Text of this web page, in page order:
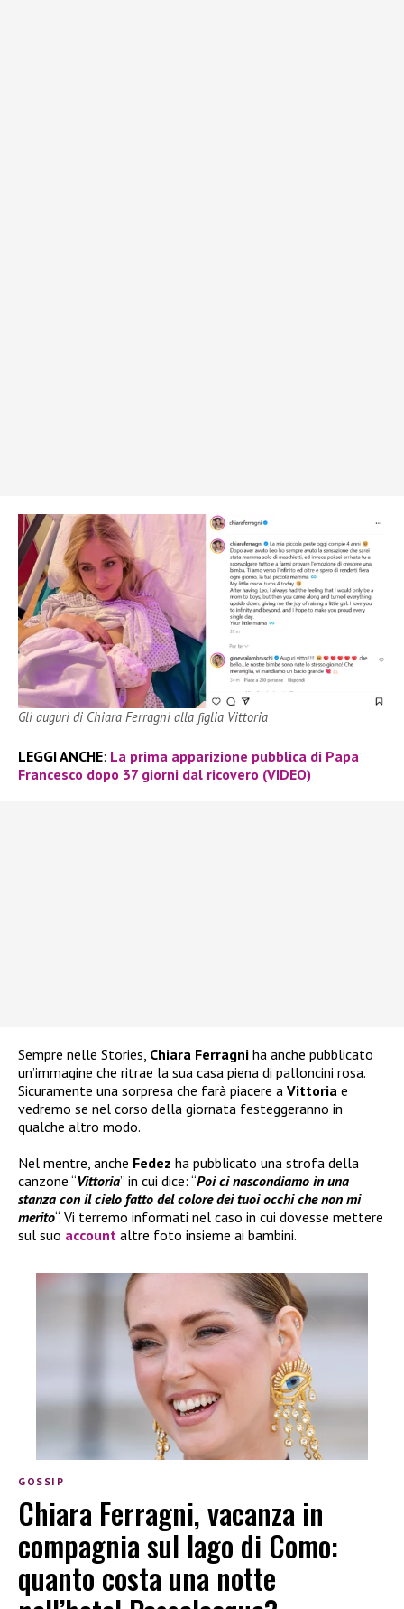
Gli auguri di Chiara Ferragni alla figlia Vittoria
LEGGI ANCHE: La prima apparizione pubblica di Papa
Francesco dopo 37 giorni dal ricovero (VIDEO)
Sempre nelle Stories, Chiara Ferragni ha anche pubblicato
un’immagine che ritrae la sua casa piena di palloncini rosa.
Sicuramente una sorpresa che farà piacere a Vittoria e
vedremo se nel corso della giornata festeggeranno in
qualche altro modo.
Nel mentre, anche Fedez ha pubblicato una strofa della
canzone “Vittoria” in cui dice: “Poi ci nascondiamo in una
stanza con il cielo fatto del colore dei tuoi occhi che non mi
merito“. Vi terremo informati nel caso in cui dovesse mettere
sul suo account altre foto insieme ai bambini.
GOSSIP
Chiara Ferragni, vacanza in
compagnia sul lago di Como:
quanto costa una notte